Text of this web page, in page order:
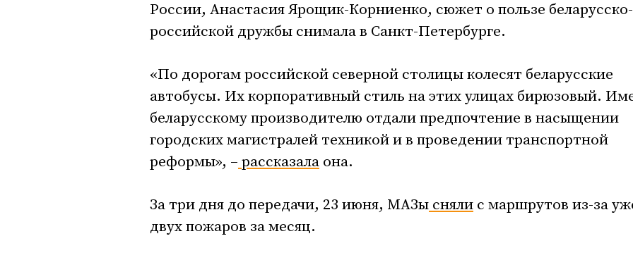
России, Анастасия Ярощик-Корниенко, сюжет о пользе беларусско-
российской дружбы снимала в Санкт-Петербурге.
«По дорогам российской северной столицы колесят беларусские
автобусы. Их корпоративный стиль на этих улицах бирюзовый.
беларусскому производителю отдали предпочтение в насыщении
городских магистралей техникой и в проведении транспортной
реформы», – рассказала она.
За три дня до передачи, 23 июня, МАЗы сняли с маршрутов из-за
двух пожаров за месяц.